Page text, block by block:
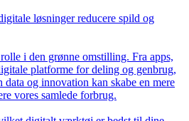
løsninger reducere spild og
i den grønne omstilling. Fra apps,
platforme for deling og genbrug,
og innovation kan skabe en mere
vores samlede forbrug.